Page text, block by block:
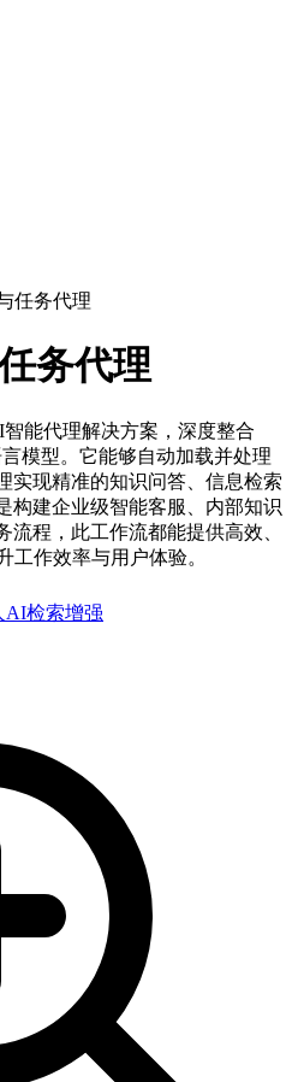
任务代理
务代理
能代理解决方案，深度整合
模型。它能够自动加载并处理
实现精准的知识问答、信息检索
构建企业级智能客服、内部知识
流程，此工作流都能提供高效、
工作效率与用户体验。
AI检索增强